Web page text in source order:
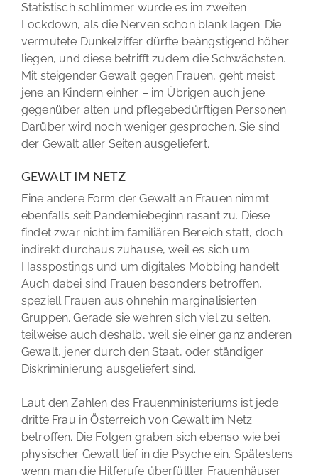
Statistisch schlimmer wurde es im zweiten
Lockdown, als die Nerven schon blank lagen. Die
vermutete Dunkelziffer dürfte beängstigend höher
liegen, und diese betrifft zudem die Schwächsten.
Mit steigender Gewalt gegen Frauen, geht meist
jene an Kindern einher – im Übrigen auch jene
gegenüber alten und pflegebedürftigen Personen.
Darüber wird noch weniger gesprochen. Sie sind
der Gewalt aller Seiten ausgeliefert.
GEWALT IM NETZ
Eine andere Form der Gewalt an Frauen nimmt
ebenfalls seit Pandemiebeginn rasant zu. Diese
findet zwar nicht im familiären Bereich statt, doch
indirekt durchaus zuhause, weil es sich um
Hasspostings und um digitales Mobbing handelt.
Auch dabei sind Frauen besonders betroffen,
speziell Frauen aus ohnehin marginalisierten
Gruppen. Gerade sie wehren sich viel zu selten,
teilweise auch deshalb, weil sie einer ganz anderen
Gewalt, jener durch den Staat, oder ständiger
Diskriminierung ausgeliefert sind.
Laut den Zahlen des Frauenministeriums ist jede
dritte Frau in Österreich von Gewalt im Netz
betroffen. Die Folgen graben sich ebenso wie bei
physischer Gewalt tief in die Psyche ein. Spätestens
wenn man die Hilferufe überfüllter Frauenhäuser